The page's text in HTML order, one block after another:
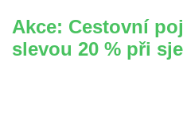
Akce: Cestovní
slevou 20 % při